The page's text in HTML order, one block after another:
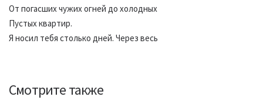
От погасших чужих огней до холодных
Пустых квартир.
Я носил тебя столько дней. Через весь
Смотрите также